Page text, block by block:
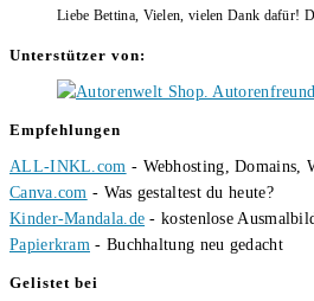
Liebe Bettina, Vielen, vielen Dank dafür!
Unterstützer von:
Empfehlungen
ALL-INKL.com - Webhosting, Domains,
Canva.com - Was gestaltest du heute?
Kinder-Mandala.de - kostenlose
Papierkram - Buchhaltung neu gedacht
Gelistet bei